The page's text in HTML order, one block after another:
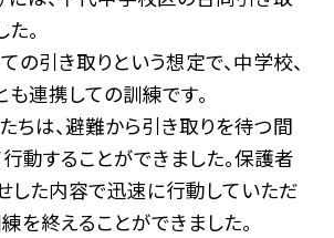
。
の引き取りという想定で、中学校、
連携しての訓練です。
ちは、避難から引き取りを待つ間
行動することができました。保護者
した内容で迅速に行動していただ
を終えることができました。